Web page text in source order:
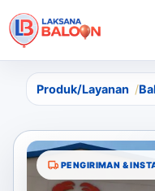
Produk/Layanan
PENGIRIMAN &